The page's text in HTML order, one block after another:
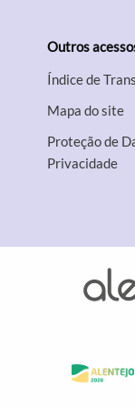
Outros
Índice de
Mapa do site
Proteção de
Privacidade